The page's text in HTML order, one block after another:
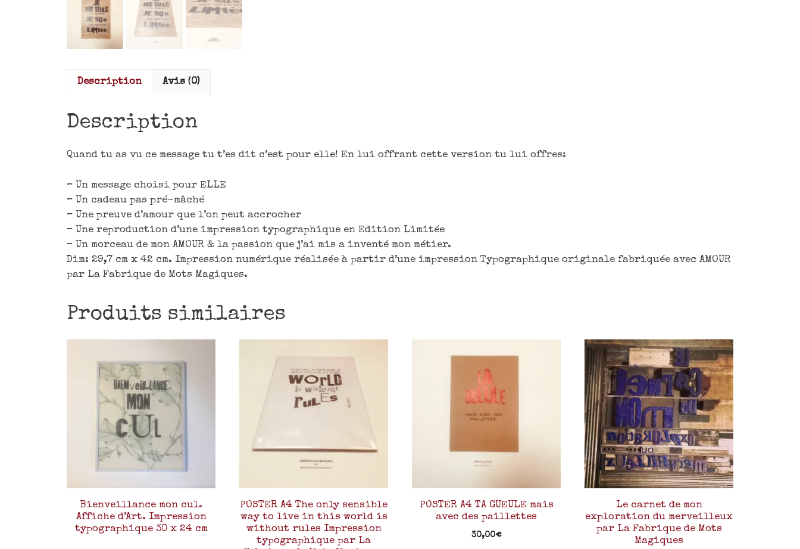
Description Avis (0)
Description
Quand tu as vu ce message tu t’es dit c’est pour elle! En lui offrant cette version tu lui offres:
– Un message choisi pour ELLE
– Un cadeau pas pré-mâché
– Une preuve d’amour que l’on peut accrocher
– Une reproduction d’une impression typographique en Edition Limitée
– Un morceau de mon AMOUR & la passion que j’ai mis a inventé mon métier.
Dim: 29,7 cm x 42 cm. Impression numérique réalisée à partir d’une impression Typographique originale fabriquée avec AMOUR
par La Fabrique de Mots Magiques.
Produits similaires
Bienveillance mon cul.
Affiche d’Art. Impression
typographique 30 x 24 cm
POSTER A4 The only sensible
way to live in this world is
without rules Impression
typographique par La
POSTER A4 TA GUEULE mais
avec des paillettes
30,00€
Le carnet de mon
exploration du merveilleux
par La Fabrique de Mots
Magiques